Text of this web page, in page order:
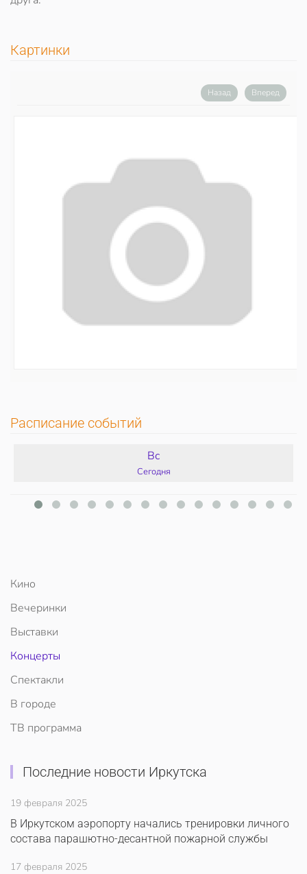
Картинки
Назад Вперед
Расписание событий
Вс
Сегодня
Кино
Вечеринки
Выставки
Концерты
Спектакли
В городе
ТВ программа
Последние новости Иркутска
19 февраля 2025
В Иркутском аэропорту начались тренировки личного
состава парашютно-десантной пожарной службы
17 февраля 2025